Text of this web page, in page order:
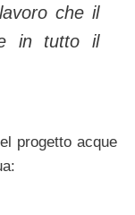
che il
in tutto il
progetto acque